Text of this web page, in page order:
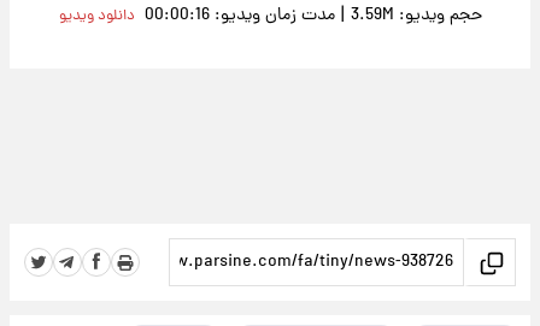
حجم ویدیو: 3.59M |مدت زمان ویدیو: 00:00:16 دانلود ویدیو